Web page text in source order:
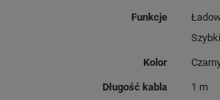
zabezpieczone przed
Funkcje
Kolor
Długość kabla 1 m